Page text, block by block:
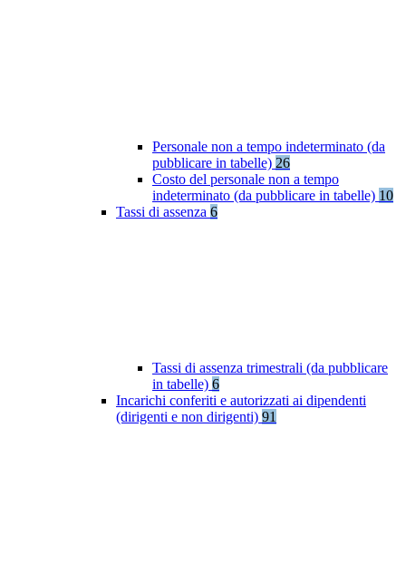
Personale non a tempo indeterminato (da
pubblicare in tabelle) 26
Costo del personale non a tempo
indeterminato (da pubblicare in tabelle) 10
Tassi di assenza 6
Tassi di assenza trimestrali (da pubblicare
in tabelle) 6
Incarichi conferiti e autorizzati ai dipendenti
(dirigenti e non dirigenti) 91